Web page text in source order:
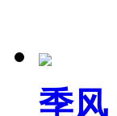
季风